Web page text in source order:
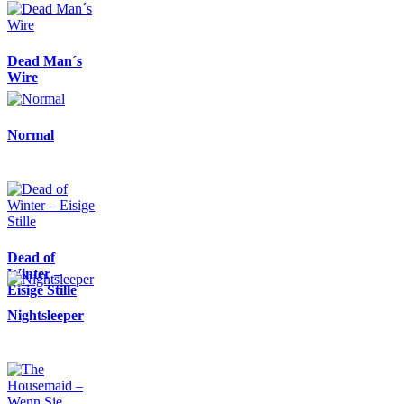
Dead Man´s
Wire
Normal
Dead of
Winter –
Eisige Stille
Nightsleeper